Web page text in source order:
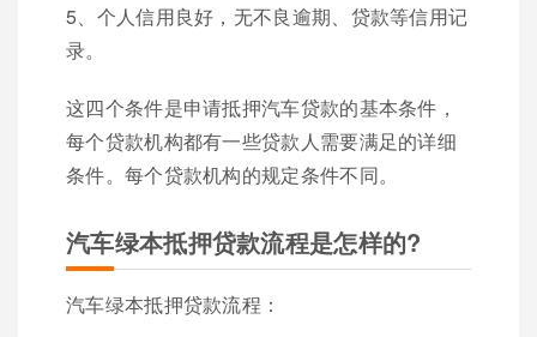
5、个人信用良好，无不良逾期、贷款等信用记
录。
这四个条件是申请抵押汽车贷款的基本条件，
每个贷款机构都有一些贷款人需要满足的详细
条件。每个贷款机构的规定条件不同。
汽车绿本抵押贷款流程是怎样的?
汽车绿本抵押贷款流程：